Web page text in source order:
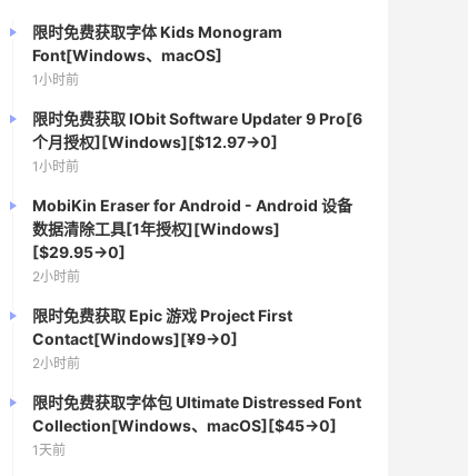
限时免费获取字体 Kids Monogram
Font[Windows、macOS]
1小时前
限时免费获取 IObit Software Updater 9 Pro[6
个月授权][Windows][$12.97→0]
1小时前
MobiKin Eraser for Android - Android 设备
数据清除工具[1年授权][Windows]
[$29.95→0]
2小时前
限时免费获取 Epic 游戏 Project First
Contact[Windows][¥9→0]
2小时前
限时免费获取字体包 Ultimate Distressed Font
Collection[Windows、macOS][$45→0]
1天前